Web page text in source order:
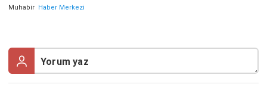
Muhabir
Haber Merkezi